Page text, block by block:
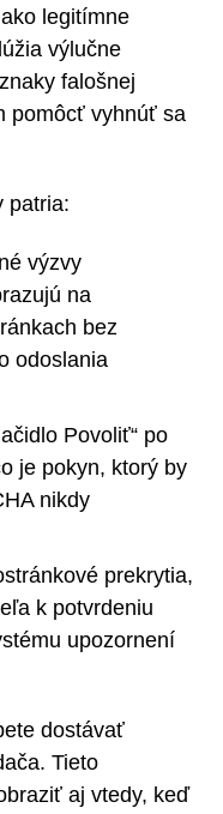
legitímne
výlučne
falošnej
pomôcť vyhnúť sa
patria:
výzvy
na
bez
odoslania
Povoliť“ po
je pokyn, ktorý by
nikdy
prekrytia,
k potvrdeniu
upozornení
dostávať
Tieto
aj vtedy, keď